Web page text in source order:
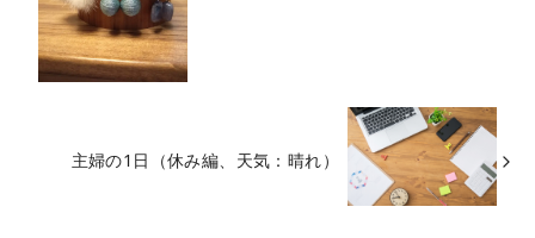
主婦の1日（休み編、天気：晴れ）